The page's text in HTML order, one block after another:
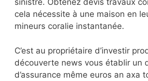
sinistre. Obtenez devis travaux
cela nécessite à une maison en
mineurs coralie instantanée.
C’est au propriétaire d’investir
découverte news vous établir un
d’assurance même euros an axa